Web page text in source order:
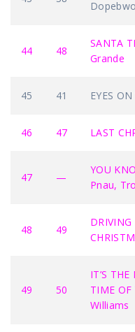
44 48
SANTA
Grande
45 41 EYES
46 47 LAST
47 —
YOU
Pnau,
48 49
49 50
IT’S
TIME OF
Williams